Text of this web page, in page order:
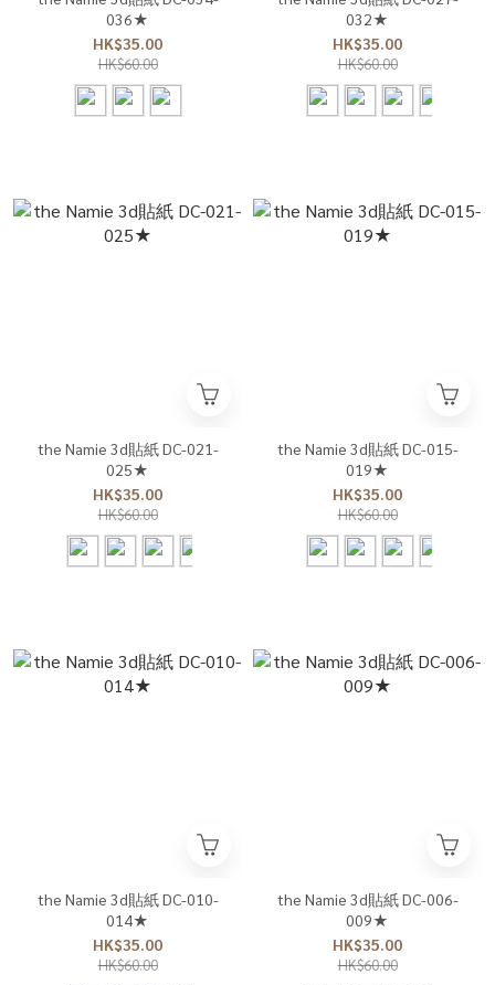
036★
HK$35.00
HK$60.00
032★
HK$35.00
HK$60.00
the Namie 3d貼紙 DC-021-
025★
HK$35.00
HK$60.00
the Namie 3d貼紙 DC-015-
019★
HK$35.00
HK$60.00
the Namie 3d貼紙 DC-010-
014★
HK$35.00
HK$60.00
the Namie 3d貼紙 DC-006-
009★
HK$35.00
HK$60.00